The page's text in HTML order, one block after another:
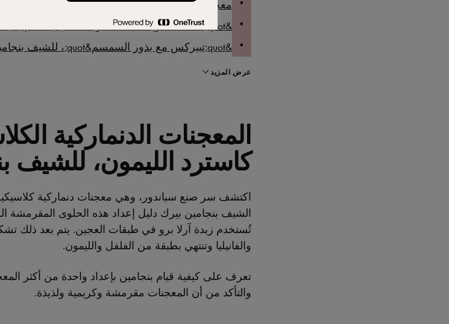
معجنات كراكلين تشو مع كومبوت الراوند والجبنة
&quot;لمسة عصرية للفافة القرفة التقليدية&quot;، بقلم الشيف بنجامين بيرك
&quot;تبيركس مع بذور السمسم&quot;، للشيف بنجامين بيرك
عرض المزيد
المعجنات الدنماركية
كاسترد الليمون، للشيف
اكتشف سر صنع سباندور، وهي معجنات دنماركية كلاسيكية
الشيف بنجامين بيرك دليل إعداد هذه الحلوى المقرمشة
تُستخدم زبدة آرلا برو في طبقات العجين. يتم بعد ذلك
والفانيليا وتنتهي بطبقة من الفلفل والليمون.
تعرف على كيفية قيام بنجامين بإعداد واحدة من أكثر
والتأكد من أن المعجنات مقرمشة وكريمية ولذيذة.